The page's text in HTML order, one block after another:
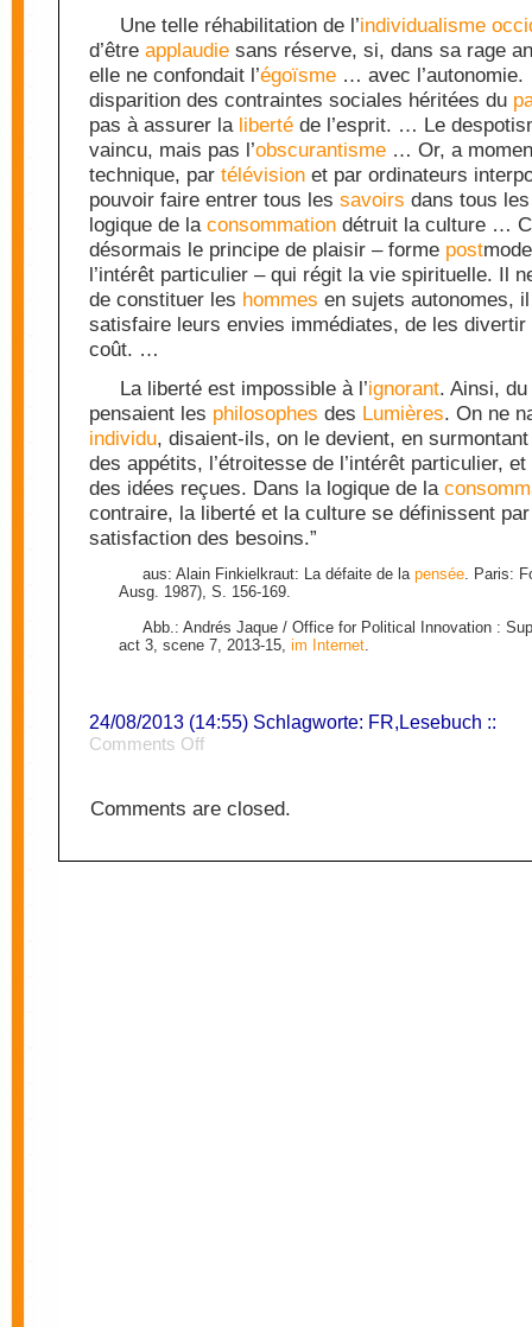
Une telle réhabilitation de l’individualisme
d’être applaudie sans réserve, si, dans sa rage
elle ne confondait l’égoïsme … avec
disparition des contraintes sociales héritées du
pas à assurer la liberté de l’esprit. … Le
vaincu, mais pas l’obscurantisme … Or, a
technique, par télévision et par ordinateurs
pouvoir faire entrer tous les savoirs dans tous
logique de la consommation détruit la culture …
désormais le principe de plaisir – forme post
l’intérêt particulier – qui régit la vie spirituelle. Il
de constituer les hommes en sujets autonomes, il
satisfaire leurs envies immédiates, de les divertir
coût. …
La liberté est impossible à l’ignorant. Ainsi,
pensaient les philosophes des Lumières. On ne
individu, disaient-ils, on le devient, en
des appétits, l’étroitesse de l’intérêt particulier,
des idées reçues. Dans la logique de la
contraire, la liberté et la culture se définissent
satisfaction des besoins.”
aus: Alain Finkielkraut: La défaite de la pensée. Paris:
Ausg. 1987), S. 156-169.
Abb.: Andrés Jaque / Office for Political Innovation :
act 3, scene 7, 2013-15, im Internet.
24/08/2013 (14:55) Schlagworte: FR, Lesebuch ::
Comments Offon
Comments are closed.